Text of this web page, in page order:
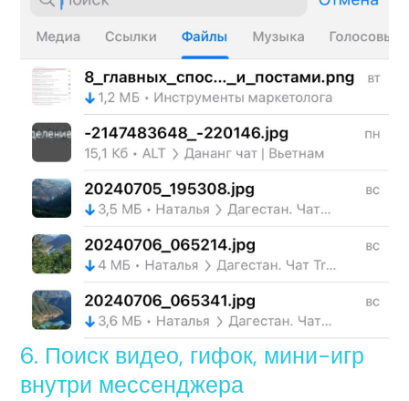
6. Поиск видео, гифок, мини-игр
внутри мессенджера